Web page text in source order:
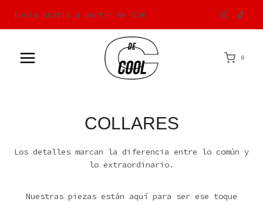
contenido
Envio Gratis a partir de 35€
0
COLLARES
Los detalles marcan la diferencia entre lo común y
lo extraordinario.
Nuestras piezas están aquí para ser ese toque